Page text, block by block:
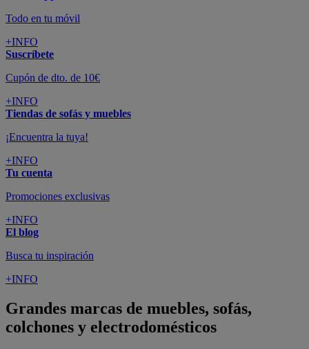
Todo en tu móvil
+INFO
Suscríbete
Cupón de dto. de 10€
+INFO
Tiendas de sofás y muebles
¡Encuentra la tuya!
+INFO
Tu cuenta
Promociones exclusivas
+INFO
El blog
Busca tu inspiración
+INFO
Grandes marcas de muebles, sofás,
colchones y electrodomésticos